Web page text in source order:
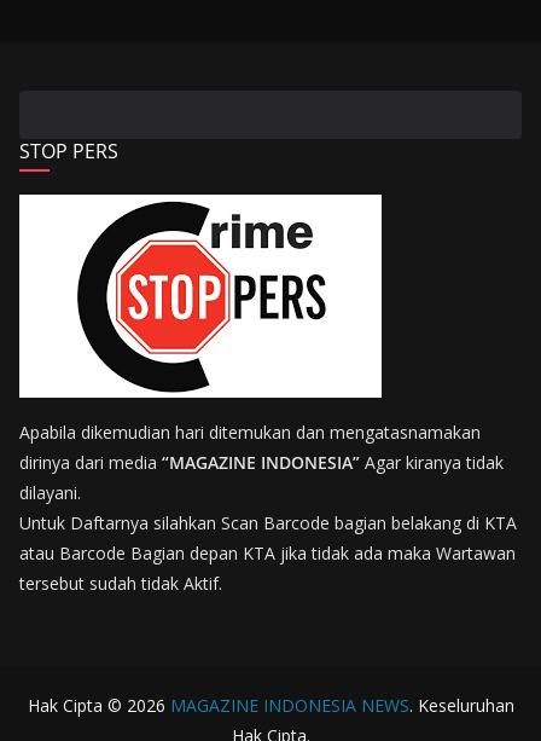
STOP PERS
Apabila dikemudian hari ditemukan dan mengatasnamakan
dirinya dari media “MAGAZINE INDONESIA” Agar kiranya tidak
dilayani.
Untuk Daftarnya silahkan Scan Barcode bagian belakang di KTA
atau Barcode Bagian depan KTA jika tidak ada maka Wartawan
tersebut sudah tidak Aktif.
Hak Cipta © 2026 MAGAZINE INDONESIA NEWS. Keseluruhan
Hak Cipta.